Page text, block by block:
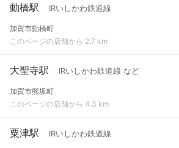
動橋駅 IRいしかわ鉄道線
加賀市動橋町
このページの店舗から 2.7 km
大聖寺駅 IRいしかわ鉄道線 など
加賀市熊坂町
このページの店舗から 4.3 km
粟津駅 IRいしかわ鉄道線